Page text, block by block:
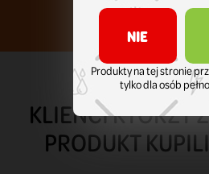
KLIENCI KTÓRZY
PRODUKT
NIE
Produkty na tej stronie
tylko dla osób